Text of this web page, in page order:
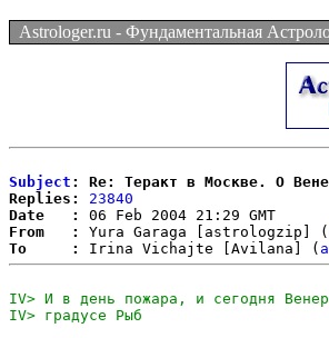
Astrologer.ru - Фундаментальная
Subject : Re: Теракт в Москве. О
Replies:
23840
Date   :
From   :
Yura Garaga [astrologzip] (
To     :
Irina Vichajte [Avilana] (